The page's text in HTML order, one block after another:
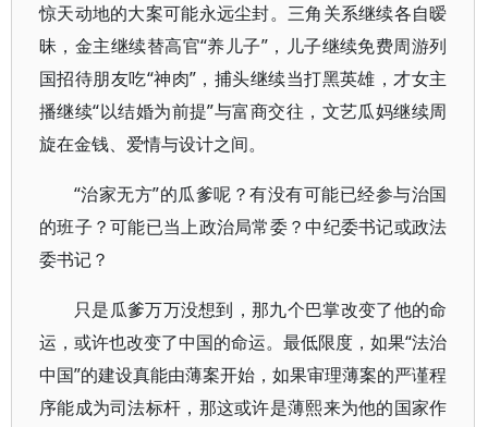
惊天动地的大案可能永远尘封。三角关系继续各自暧
昧，金主继续替高官“养儿子”，儿子继续免费周游列
国招待朋友吃“神肉”，捕头继续当打黑英雄，才女主
播继续“以结婚为前提”与富商交往，文艺瓜妈继续周
旋在金钱、爱情与设计之间。
“治家无方”的瓜爹呢？有没有可能已经参与治国
的班子？可能已当上政治局常委？中纪委书记或政法
委书记？
只是瓜爹万万没想到，那九个巴掌改变了他的命
运，或许也改变了中国的命运。最低限度，如果“法治
中国”的建设真能由薄案开始，如果审理薄案的严谨程
序能成为司法标杆，那这或许是薄熙来为他的国家作